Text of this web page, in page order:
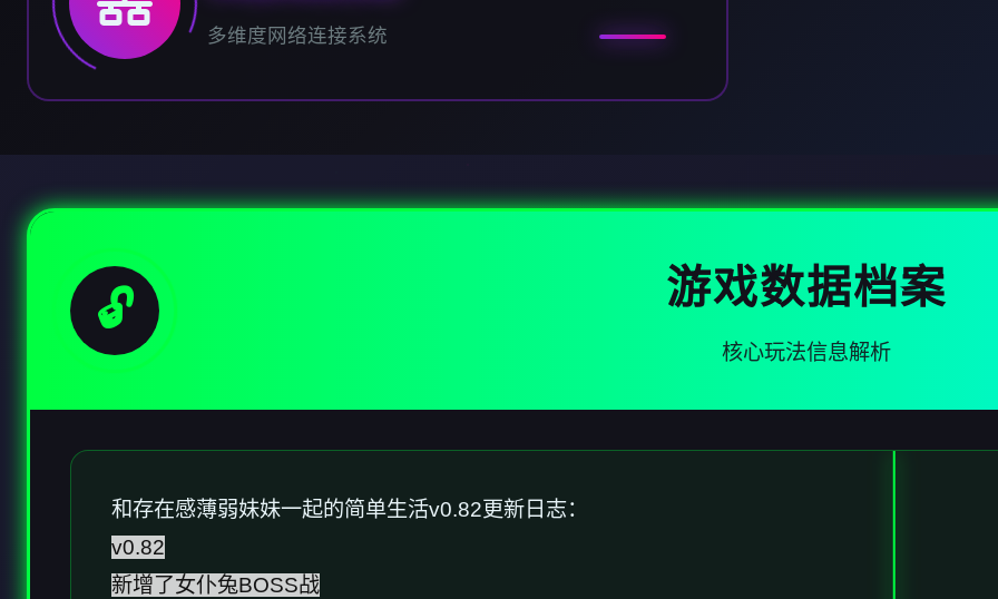
多维度网络连接系统
🔓 游戏数据档案
核心玩法信息解析
和存在感薄弱妹妹一起的简单生活v0.82更新日志：
v0.82
新增了女仆兔BOSS战